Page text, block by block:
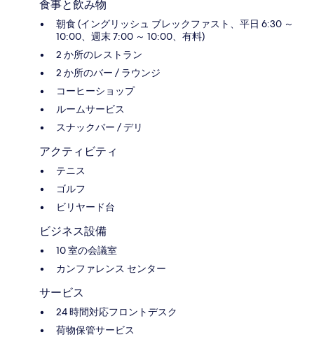
食事と飲み物
朝食 (イングリッシュ ブレックファスト、平日 6:30 ～
10:00、週末 7:00 ～ 10:00、有料)
2 か所のレストラン
2 か所のバー / ラウンジ
コーヒーショップ
ルームサービス
スナックバー / デリ
アクティビティ
テニス
ゴルフ
ビリヤード台
ビジネス設備
10 室の会議室
カンファレンス センター
サービス
24 時間対応フロントデスク
荷物保管サービス